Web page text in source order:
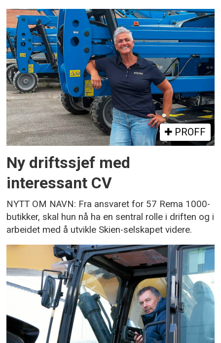
PROFF
Ny driftssjef med
interessant CV
NYTT OM NAVN: Fra ansvaret for 57 Rema 1000-
butikker, skal hun nå ha en sentral rolle i driften og i
arbeidet med å utvikle Skien-selskapet videre.